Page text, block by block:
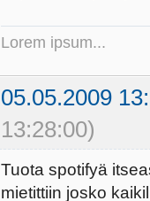
Lorem ipsum...
05.05.2009
13:28:00)
Tuota spotifyä
mietittiin josko